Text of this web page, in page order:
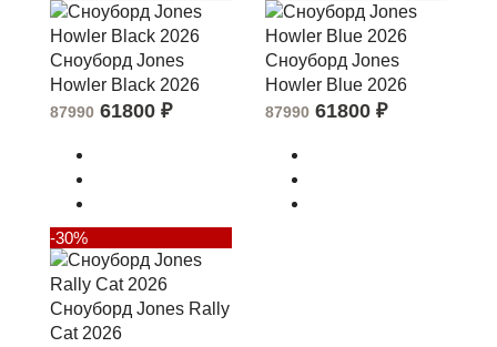
Сноуборд Jones
Howler Black 2026
87990 61800 ₽
Сноуборд Jones
Howler Blue 2026
87990 61800 ₽
-30%
Сноуборд Jones Rally
Cat 2026